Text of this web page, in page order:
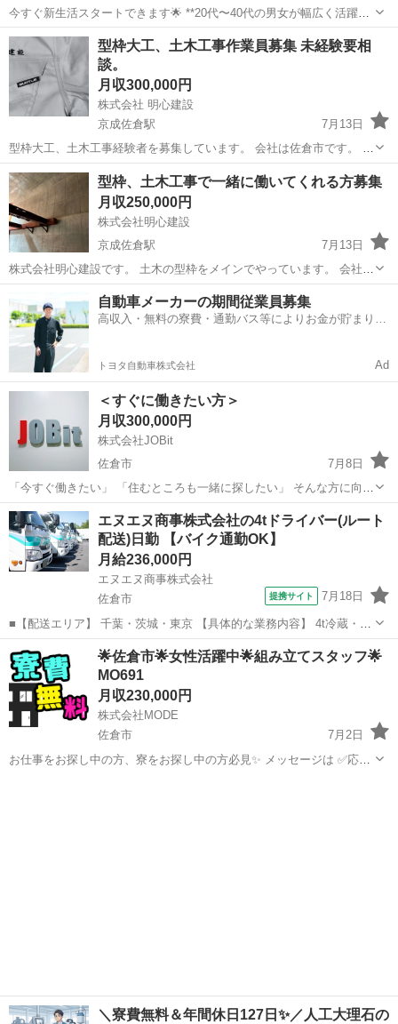
今すぐ新生活スタートできます🌟 **20代〜40代の男女が幅広く活躍
中！**未経験の方も歓迎です！ 〇●LINEからの応募が可能になりまし
た♪●〇 下記URLよりお友達登録をお願いします☆ URL: http...
千葉 佐倉市 工場 未経験
型枠大工、土木工事作業員募集 未経験要相
談。
月収300,000円
株式会社 明心建設
京成佐倉駅
7月13日
型枠大工、土木工事経験者を募集しています。 会社は佐倉市です。 未
経験な方は要相談です。 誰でもいいという訳ではありません。 やる
気、覚える気がなくては仕事をしていてもつまらないし怪我をする元
になります。 生きてい...
千葉 佐倉市 京成佐倉駅 型枠
型枠、土木工事で一緒に働いてくれる方募集
月収250,000円
株式会社明心建設
京成佐倉駅
7月13日
株式会社明心建設です。 土木の型枠をメインでやっています。 会社は
佐倉になります。 寮完備。 文章で私と会社を知ってもらうのは難しい
と思うので、まずは連絡をしてもらい一度お会いできればと思いま
す。 いつでもご連絡は...
京成佐倉駅 大工 型枠
自動車メーカーの期間従業員募集
高収入・無料の寮費・通勤バス等によりお金が貯まりや
トヨタ自動車株式会社 Ad
＜すぐに働きたい方＞
月収300,000円
株式会社JOBit
佐倉市
7月8日
「今すぐ働きたい」 「住むところも一緒に探したい」 そんな方に向け
たお仕事をご紹介しています。 ◆ こんな方におすすめ ・すぐに働き
たい ・寮付きの仕事を探している ・所持金が少ない／今月が厳しい
...
千葉 佐倉市 未経験
エヌエヌ商事株式会社の4tドライバー(ルート
配送)日勤 【バイク通勤OK】
月給236,000円
エヌエヌ商事株式会社
佐倉市
提携サイト 7月18日
■【配送エリア】 千葉・茨城・東京 【具体的な業務内容】 4t冷蔵・冷
凍車を使用し、大手スーパーや大手飲食チェーン店、ドラッグストア
各店舗、工場・物流センターへの配送業務を担当していただきます。
商品の陳列作業はありません。...
千葉 佐倉市 その他
🌟佐倉市🌟女性活躍中🌟組み立てスタッフ🌟
MO691
月収230,000円
株式会社MODE
佐倉市
7月2日
お仕事をお探し中の方、寮をお探し中の方必見✨ メッセージは ✅応募
＼寮費無料＆年間休日127日✨／人工大理石の